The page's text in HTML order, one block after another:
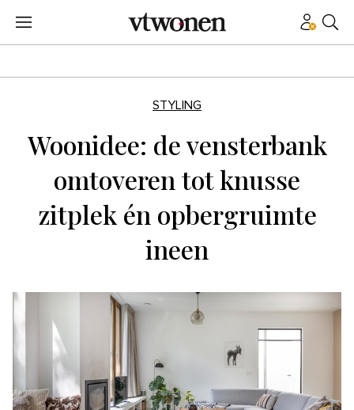
STYLING
Woonidee: de vensterbank
omtoveren tot knusse
zitplek én opbergruimte
ineen